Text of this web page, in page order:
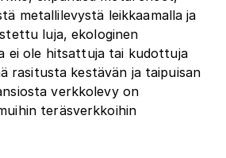
metallilevystä leikkaamalla ja
luja, ekologinen
ei ole hitsattuja tai kudottuja
rasitusta kestävän ja taipuisan
verkkolevy on
teräsverkkoihin